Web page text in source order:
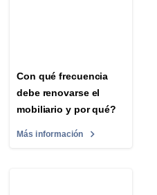
Con qué frecuencia
debe renovarse el
mobiliario y por qué?
Más información